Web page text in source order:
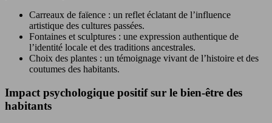
Carreaux de faïence : un reflet éclatant de l’influence
artistique des cultures passées.
Fontaines et sculptures : une expression authentique de
l’identité locale et des traditions ancestrales.
Choix des plantes : un témoignage vivant de l’histoire et des
coutumes des habitants.
Impact psychologique positif sur le bien-être des
habitants